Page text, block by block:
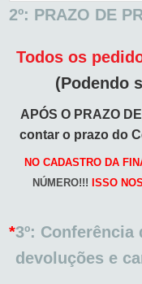
2º: PRAZO DE
Todos os
(Podendo
APÓS O PRAZO
contar o prazo do
NO CADASTRO DA
NÚMERO!!! ISSO
*3º:
devoluções e